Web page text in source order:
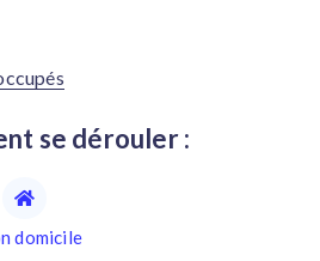
se dérouler :
domicile